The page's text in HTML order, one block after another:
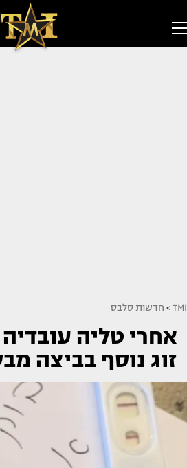
TMI
> חדשות סלבס
אחרי טליה
זוג נוסף בביצה